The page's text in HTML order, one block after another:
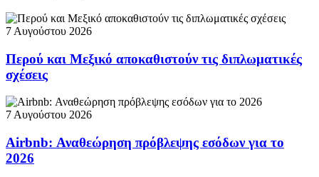
7 Αυγούστου 2026
Περού και Μεξικό αποκαθιστούν τις διπλωματικές
σχέσεις
7 Αυγούστου 2026
Airbnb: Αναθεώρηση πρόβλεψης εσόδων για το
2026